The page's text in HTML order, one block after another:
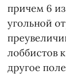
причем 6
угольной
лоббистов
другое